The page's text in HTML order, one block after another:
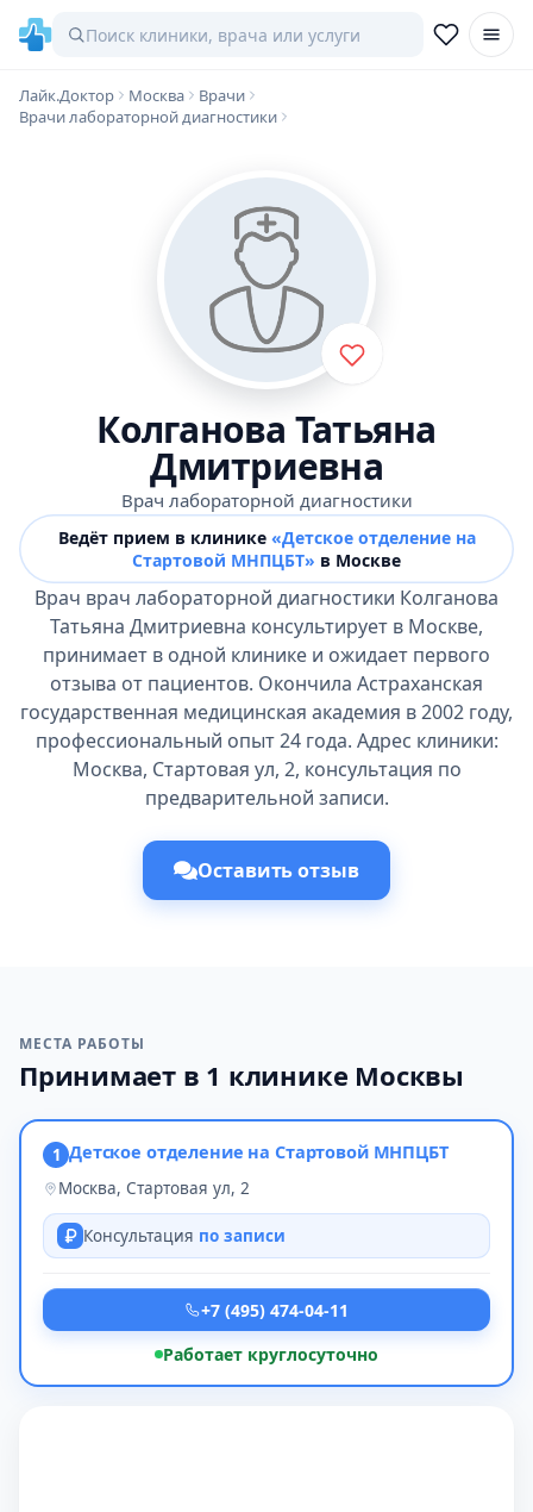
Лайк.Доктор Москва
Врачи
Врачи лабораторной диагностики
Колганова Татьяна
Дмитриевна
Врач лабораторной диагностики
Ведёт прием в клинике «Детское отделение на
Стартовой МНПЦБТ» в Москве
Врач врач лабораторной диагностики Колганова
Татьяна Дмитриевна консультирует в Москве,
принимает в одной клинике и ожидает первого
отзыва от пациентов. Окончила Астраханская
государственная медицинская академия в 2002 году,
профессиональный опыт 24 года. Адрес клиники:
Москва, Стартовая ул, 2, консультация по
предварительной записи.
Оставить отзыв
МЕСТА РАБОТЫ
Принимает в 1 клинике Москвы
1 Детское отделение на Стартовой МНПЦБТ
Москва, Стартовая ул, 2
Консультация по записи
+7 (495) 474-04-11
Работает круглосуточно